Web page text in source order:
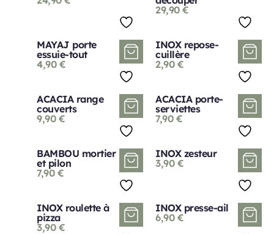
29,90 €
MAYAJ porte
essuie-tout
4,90 €
INOX repose-
cuillère
2,90 €
ACACIA range
couverts
9,90 €
ACACIA porte-
serviettes
7,90 €
BAMBOU mortier
et pilon
7,90 €
INOX zesteur
3,90 €
INOX roulette à
pizza
3,90 €
INOX presse-ail
6,90 €